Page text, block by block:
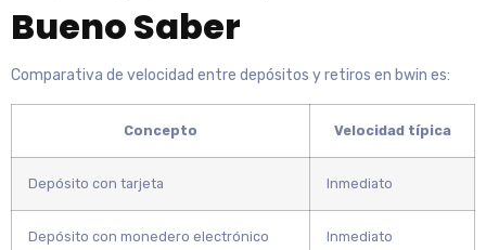
Bueno Saber
Comparativa de velocidad entre depósitos y retiros en bwin es:
Concepto Velocidad típica
Depósito con tarjeta Inmediato
Depósito con monedero electrónico Inmediato